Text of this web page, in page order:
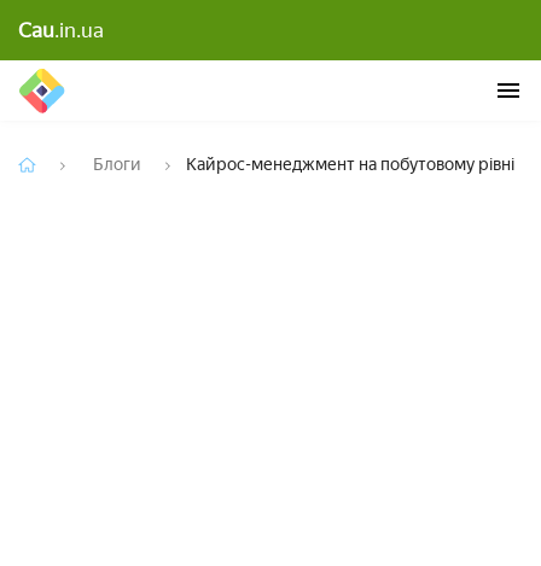
Cau.in.ua
Блоги Кайрос-менеджмент на побутовому рівні